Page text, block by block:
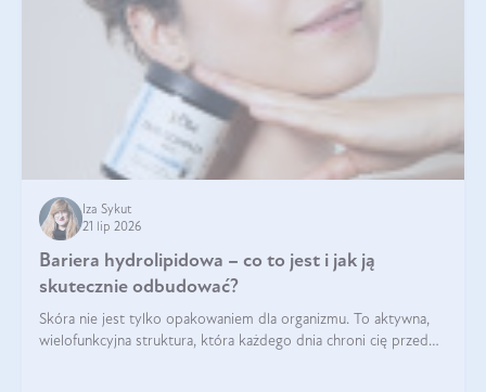
Iza Sykut
21 lip 2026
Bariera hydrolipidowa – co to jest i jak ją
skutecznie odbudować?
Skóra nie jest tylko opakowaniem dla organizmu. To aktywna,
wielofunkcyjna struktura, która każdego dnia chroni cię przed